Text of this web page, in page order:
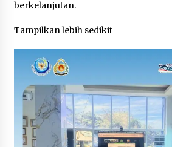
HKP
Rencana Aksi Nasional
Fishing 2025-2029
4 months ago
Penilaian Kompetensi
Pegawai Kementerian
berkelanjutan.
Tampilkan lebih sedikit